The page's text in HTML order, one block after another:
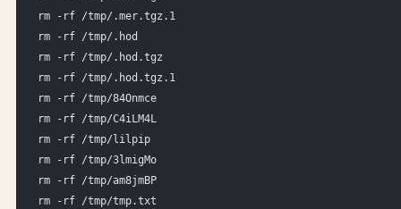
rm -rf /tmp/.mer.tgz.1
rm -rf /tmp/.hod
rm -rf /tmp/.hod.tgz
rm -rf /tmp/.hod.tgz.1
rm -rf /tmp/84Onmce
rm -rf /tmp/C4iLM4L
rm -rf /tmp/lilpip
rm -rf /tmp/3lmigMo
rm -rf /tmp/am8jmBP
rm -rf /tmp/tmp.txt